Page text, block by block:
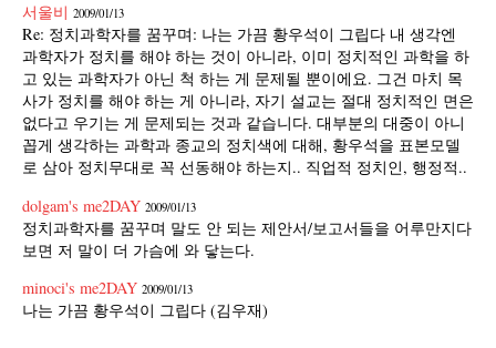
서울비 2009/01/13
Re: 정치과학자를 꿈꾸며: 나는 가끔 황우석이 그립다 내 생각엔
과학자가 정치를 해야 하는 것이 아니라, 이미 정치적인 과학을 하
고 있는 과학자가 아닌 척 하는 게 문제될 뿐이에요. 그건 마치 목
사가 정치를 해야 하는 게 아니라, 자기 설교는 절대 정치적인 면은
없다고 우기는 게 문제되는 것과 같습니다. 대부분의 대중이 아니
꼽게 생각하는 과학과 종교의 정치색에 대해, 황우석을 표본모델
로 삼아 정치무대로 꼭 선동해야 하는지.. 직업적 정치인, 행정적..
dolgam's me2DAY 2009/01/13
정치과학자를 꿈꾸며 말도 안 되는 제안서/보고서들을 어루만지다
보면 저 말이 더 가슴에 와 닿는다.
minoci's me2DAY 2009/01/13
나는 가끔 황우석이 그립다 (김우재)